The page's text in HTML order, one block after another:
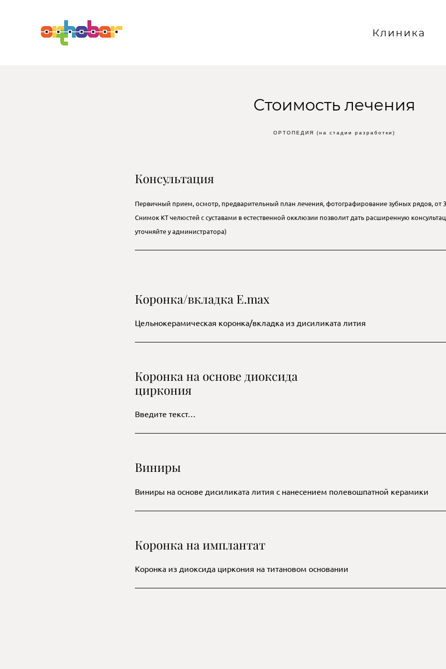
Клиника
Клиника
Стоимость лечения
ОРТОПЕДИЯ (на стадии разработки)
Консультация
Первичный прием, осмотр, предварительный план лечения, фотографирование зубных рядов, от
Снимок КТ челюстей с суставами в естественной окклюзии позволит дать расширенную
уточняйте у администратора)
Коронка/вкладка E.max
Цельнокерамическая коронка/вкладка из дисиликата лития
Коронка на основе диоксида
циркония
Введите текст…
Виниры
Виниры на основе дисиликата лития с нанесением полевошпатной керамики
Коронка на имплантат
Коронка из диоксида циркония на титановом основании